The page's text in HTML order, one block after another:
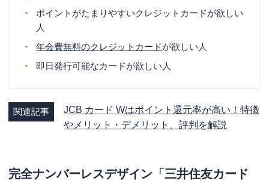
ポイントがたまりやすいクレジットカードが欲しい
人
年会費無料のクレジットカードが欲しい人
即日発行可能なカードが欲しい人
関連記事
JCB カード Wはポイント還元率が高い！特徴
やメリット・デメリット、評判を解説
完全ナンバーレスデザイン「三井住友カード